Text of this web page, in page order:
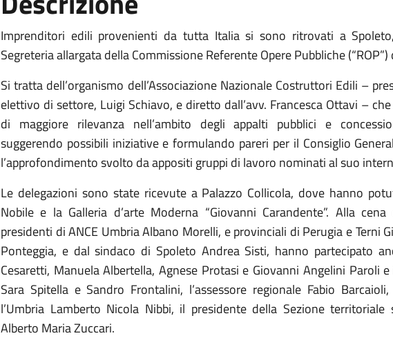
Imprenditori edili provenienti da tutta Italia si sono ritrovati a
Segreteria allargata della Commissione Referente Opere Pubbliche (“ROP”)
Si tratta dell’organismo dell’Associazione Nazionale Costruttori Edili –
elettivo di settore, Luigi Schiavo, e diretto dall’avv. Francesca Ottavi –
di maggiore rilevanza nell’ambito degli appalti pubblici e
suggerendo possibili iniziative e formulando pareri per il Consiglio
l’approfondimento svolto da appositi gruppi di lavoro nominati al suo
Le delegazioni sono state ricevute a Palazzo Collicola, dove hanno
Nobile e la Galleria d’arte Moderna “Giovanni Carandente”. Alla
presidenti di ANCE Umbria Albano Morelli, e provinciali di Perugia e Terni
Ponteggia, e dal sindaco di Spoleto Andrea Sisti, hanno partecipato
Cesaretti, Manuela Albertella, Agnese Protasi e Giovanni Angelini Paroli
Sara Spitella e Sandro Frontalini, l’assessore regionale Fabio
l’Umbria Lamberto Nicola Nibbi, il presidente della Sezione
Alberto Maria Zuccari.